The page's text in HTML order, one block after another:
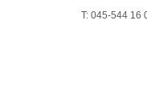
T: 045-544 16